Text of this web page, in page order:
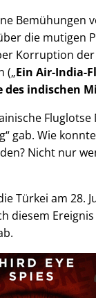
Bemühungen
die
Korruption
( Ein Air-India-
des indischen
gab. Wie
Nicht nur
Türkei am 28.
diesem